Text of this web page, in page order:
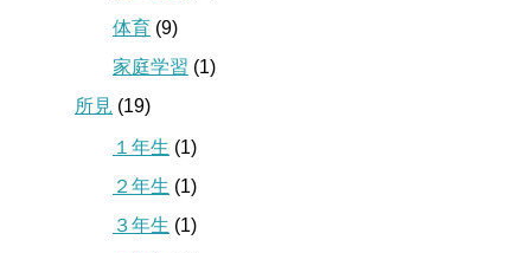
体育 (9)
家庭学習 (1)
所見 (19)
１年生 (1)
２年生 (1)
３年生 (1)